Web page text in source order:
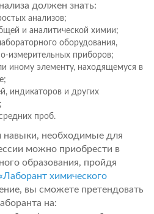
должен знать:
анализов;
и аналитической химии;
оборудования,
измерительных приборов;
иному элементу, находящемуся в
индикаторов и других
проб.
навыки, необходимые для
можно приобрести в
образования, пройдя
«Лаборант химического
вы сможете претендовать
на: